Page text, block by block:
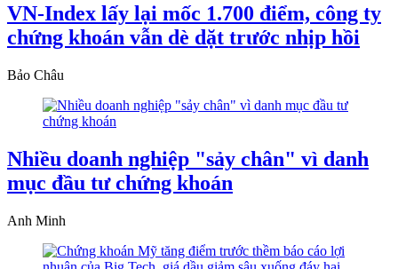
VN-Index lấy lại mốc 1.700 điểm, công ty
chứng khoán vẫn dè dặt trước nhịp hồi
Bảo Châu
Nhiều doanh nghiệp "sảy chân" vì danh
mục đầu tư chứng khoán
Anh Minh